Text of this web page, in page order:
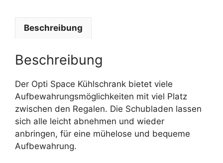
Beschreibung
Beschreibung
Der Opti Space Kühlschrank bietet viele
Aufbewahrungsmöglichkeiten mit viel Platz
zwischen den Regalen. Die Schubladen lassen
sich alle leicht abnehmen und wieder
anbringen, für eine mühelose und bequeme
Aufbewahrung.